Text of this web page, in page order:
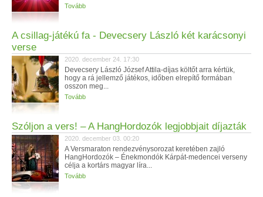
Tovább
A csillag-játékú fa - Devecsery László két karácsonyi
verse
2020. december 24. 17:30
Devecsery László József Attila-díjas költőt arra kértük,
hogy a rá jellemző játékos, időben elrepítő formában
osszon meg...
Tovább
Szóljon a vers! – A HangHordozók legjobbjait díjazták
2020. december 03. 00:20
A Versmaraton rendezvénysorozat keretében zajló
HangHordozók – Énekmondók Kárpát-medencei verseny
célja a kortárs magyar líra...
Tovább